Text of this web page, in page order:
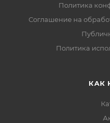
Политика
Соглашение на
Политика
КАК